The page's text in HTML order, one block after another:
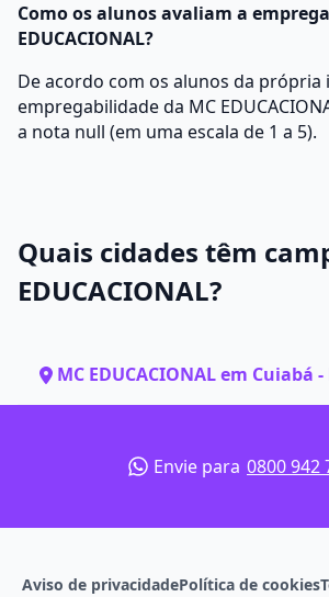
Como os alunos avaliam a
EDUCACIONAL?
De acordo com os alunos da própria
empregabilidade da MC
a nota null (em uma escala de 1 a 5).
Quais cidades têm
EDUCACIONAL?
MC EDUCACIONAL em Cuiabá -
Envie para 0800 942
Aviso de privacidadePolítica de cookies